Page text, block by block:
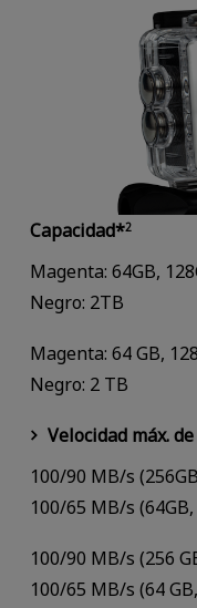
Capacidad*2
Magenta: 64GB,
Negro: 2TB
Magenta: 64 GB,
Negro: 2 TB
Velocidad máx.
100/90 MB/s
100/65 MB/s (64GB,
100/90 MB/s (256
100/65 MB/s (64